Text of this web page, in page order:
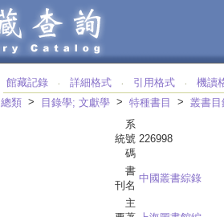
館藏記錄 ‧ 詳細格式 ‧ 引用格式 ‧
機讀
總類 > 目錄學; 文獻學 > 特種書目 > 叢書目
系
統號
碼
226998
書
刊名
中國叢書綜錄
主